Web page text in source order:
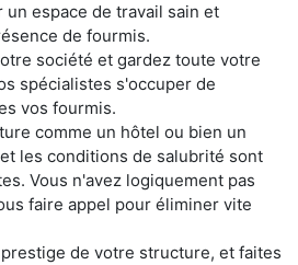
espace de travail sain et
de fourmis.
société et gardez toute votre
spécialistes s'occuper de
vos fourmis.
comme un hôtel ou bien un
les conditions de salubrité sont
Vous n'avez logiquement pas
faire appel pour éliminer vite
de votre structure, et faites